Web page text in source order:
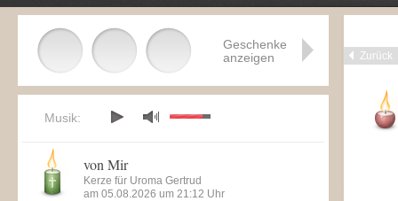
Zurück
Geschenke
anzeigen
Musik:
von Mir
Kerze für Uroma Gertrud
am 05.08.2026 um 21:12 Uhr